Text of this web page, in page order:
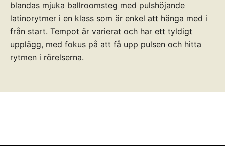
blandas mjuka ballroomsteg med pulshöjande
latinorytmer i en klass som är enkel att hänga med i
från start. Tempot är varierat och har ett tyldigt
upplägg, med fokus på att få upp pulsen och hitta
rytmen i rörelserna.